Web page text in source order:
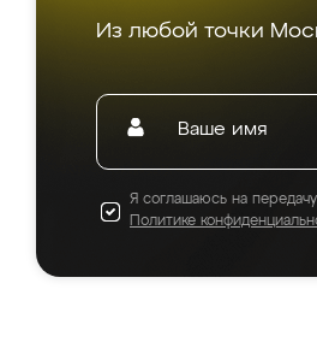
Из любой точки
Я соглашаюсь на
Политике